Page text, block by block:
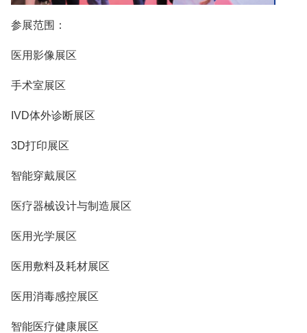
参展范围：
医用影像展区
手术室展区
IVD体外诊断展区
3D打印展区
智能穿戴展区
医疗器械设计与制造展区
医用光学展区
医用敷料及耗材展区
医用消毒感控展区
智能医疗健康展区